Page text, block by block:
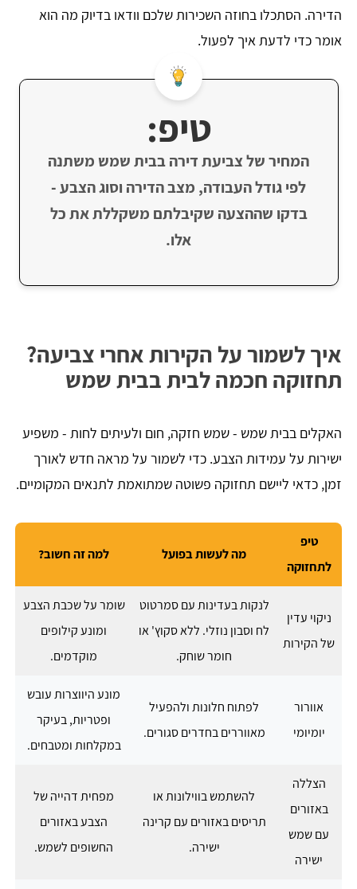
הדירה. הסתכלו בחוזה השכירות שלכם וודאו בדיוק מה הוא
אומר כדי לדעת איך לפעול.
טיפ:
המחיר של צביעת דירה בבית שמש משתנה
לפי גודל העבודה, מצב הדירה וסוג הצבע -
בדקו שההצעה שקיבלתם משקללת את כל
אלו.
איך לשמור על הקירות אחרי צביעה?
תחזוקה חכמה לבית בבית שמש
האקלים בבית שמש - שמש חזקה, חום ולעיתים לחות - משפיע
ישירות על עמידות הצבע. כדי לשמור על מראה חדש לאורך
זמן, כדאי ליישם תחזוקה פשוטה שמתואמת לתנאים המקומיים.
טיפ
לתחזוקה
מה לעשות בפועל למה זה חשוב?
ניקוי עדין
של הקירות
לנקות בעדינות עם סמרטוט
לח וסבון נוזלי. ללא סקוץ' או
חומר שוחק.
שומר על שכבת הצבע
ומונע קילופים
מוקדמים.
אוורור
יומיומי
לפתוח חלונות ולהפעיל
מאווררים בחדרים סגורים.
מונע היווצרות עובש
ופטריות, בעיקר
במקלחות ומטבחים.
הצללה
באזורים
עם שמש
ישירה
להשתמש בווילונות או
תריסים באזורים עם קרינה
ישירה.
מפחית דהייה של
הצבע באזורים
החשופים לשמש.